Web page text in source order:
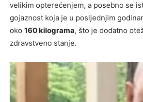
velikim opterećenjem, a posebno se
gojaznost koja je u posljednjim
oko 160 kilograma, što je dodatno
zdravstveno stanje.